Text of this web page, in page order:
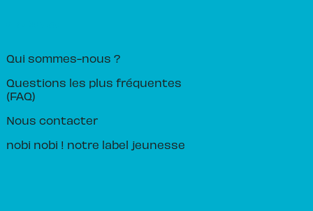
Qui sommes-nous ?
Questions les plus fréquentes
(FAQ)
Nous contacter
nobi nobi ! notre label jeunesse